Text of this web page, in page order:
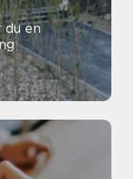
du en